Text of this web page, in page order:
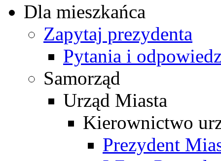
Dla mieszkańca
Zapytaj prezydenta
Pytania i
Samorząd
Urząd Miasta
Kierownictwo
Prezydent